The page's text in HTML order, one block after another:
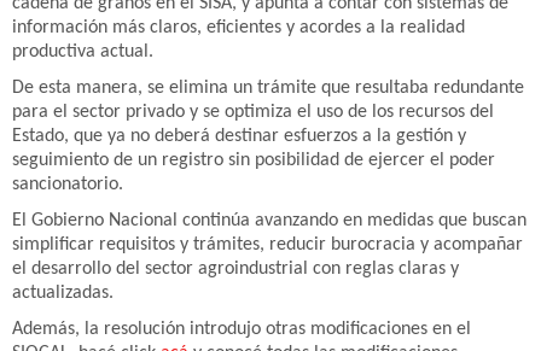
cadena de granos en el SISA, y apunta a contar con sistemas de
información más claros, eficientes y acordes a la realidad
productiva actual.
De esta manera, se elimina un trámite que resultaba redundante
para el sector privado y se optimiza el uso de los recursos del
Estado, que ya no deberá destinar esfuerzos a la gestión y
seguimiento de un registro sin posibilidad de ejercer el poder
sancionatorio.
El Gobierno Nacional continúa avanzando en medidas que buscan
simplificar requisitos y trámites, reducir burocracia y acompañar
el desarrollo del sector agroindustrial con reglas claras y
actualizadas.
Además, la resolución introdujo otras modificaciones en el